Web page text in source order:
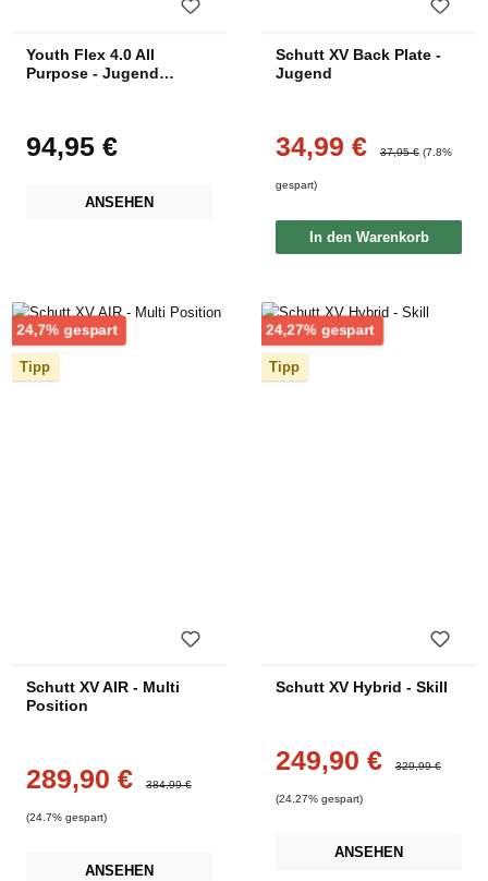
Youth Flex 4.0 All
Purpose - Jugend
Regulärer Preis:
94,95 €
ANSEHEN
Schutt XV Back Plate -
Jugend
Verkaufspreis:
34,99 € 37,95 € (7.8%
gespart)
In den Warenkorb
24,7% gespartRabatt
Tipp
Schutt XV AIR - Multi
Position
Verkaufspreis:
289,90 € Regulärer Preis:
384,99 €
(24.7% gespart)
ANSEHEN
24,27% gespartRabatt
Tipp
Schutt XV Hybrid - Skill
Verkaufspreis:
249,90 € Regulärer Preis:
329,99 €
(24.27% gespart)
ANSEHEN